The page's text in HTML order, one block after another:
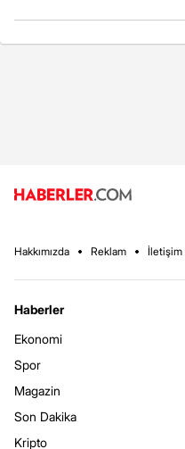
Hakkımızda Reklam İletişim
Haberler
Ekonomi
Spor
Magazin
Son Dakika
Kripto